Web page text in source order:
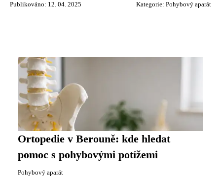
Publikováno: 12. 04. 2025 Kategorie: Pohybový aparát
Ortopedie v Berouně: kde hledat
pomoc s pohybovými potížemi
Pohybový aparát